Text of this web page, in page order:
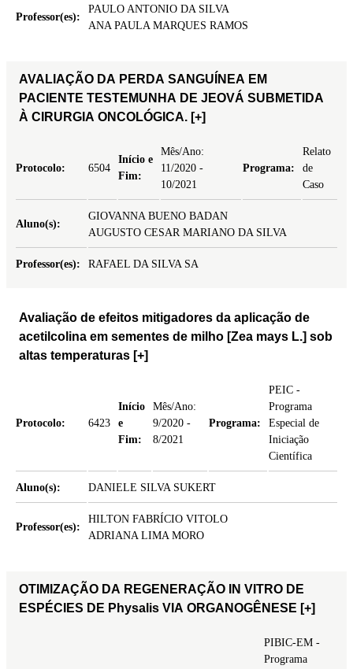
Professor(es):
PAULO ANTONIO DA SILVA
ANA PAULA MARQUES RAMOS
AVALIAÇÃO DA PERDA SANGUÍNEA EM
PACIENTE TESTEMUNHA DE JEOVÁ SUBMETIDA
À CIRURGIA ONCOLÓGICA. [+]
Protocolo: 6504
Início e
Fim:
Mês/Ano:
11/2020 -
10/2021
Programa:
Relato
de
Caso
Aluno(s):
GIOVANNA BUENO BADAN
AUGUSTO CESAR MARIANO DA SILVA
Professor(es): RAFAEL DA SILVA SA
Avaliação de efeitos mitigadores da aplicação de
acetilcolina em sementes de milho [Zea mays L.] sob
altas temperaturas [+]
Protocolo: 6423
Início
e
Fim:
Mês/Ano:
9/2020 -
8/2021
Programa:
PEIC -
Programa
Especial de
Iniciação
Científica
Aluno(s): DANIELE SILVA SUKERT
Professor(es):
HILTON FABRÍCIO VITOLO
ADRIANA LIMA MORO
OTIMIZAÇÃO DA REGENERAÇÃO IN VITRO DE
ESPÉCIES DE Physalis VIA ORGANOGÊNESE [+]
PIBIC-EM -
Programa